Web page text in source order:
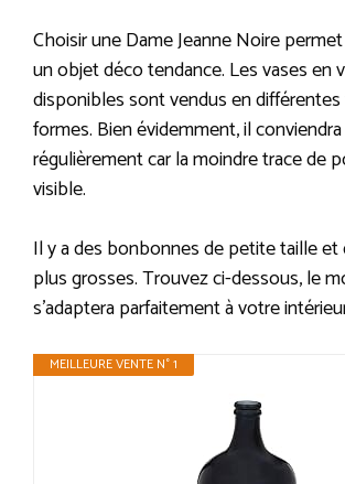
Choisir une Dame Jeanne Noire
un objet déco tendance. Les vases en
disponibles sont vendus en
formes. Bien évidemment, il
régulièrement car la moindre trace de
visible.
Il y a des bonbonnes de petite taille et
plus grosses. Trouvez ci-dessous, le
s’adaptera parfaitement à votre
MEILLEURE VENTE N° 1